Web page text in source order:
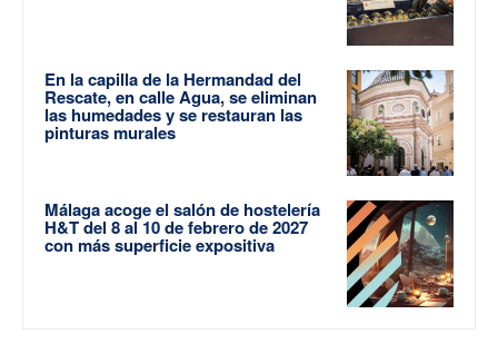
En la capilla de la Hermandad del
Rescate, en calle Agua, se eliminan
las humedades y se restauran las
pinturas murales
Málaga acoge el salón de hostelería
H&T del 8 al 10 de febrero de 2027
con más superficie expositiva